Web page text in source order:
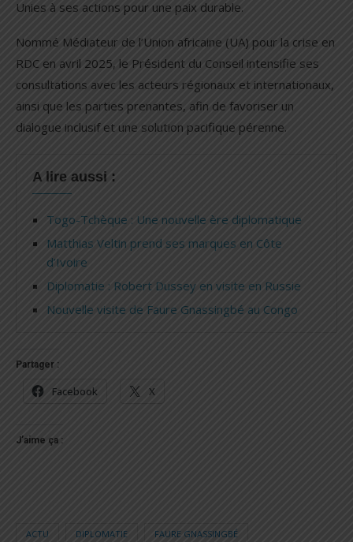
Unies à ses actions pour une paix durable.
Nommé Médiateur de l’Union africaine (UA) pour la crise en
RDC en avril 2025, le Président du Conseil intensifie ses
consultations avec les acteurs régionaux et internationaux,
ainsi que les parties prenantes, afin de favoriser un
dialogue inclusif et une solution pacifique pérenne.
A lire aussi :
Togo-Tchèque : Une nouvelle ère diplomatique
Matthias Veltin prend ses marques en Côte
d’Ivoire
Diplomatie : Robert Dussey en visite en Russie
Nouvelle visite de Faure Gnassingbé au Congo
Partager :
Facebook X
J’aime ça :
ACTU DIPLOMATIE FAURE GNASSINGBÉ